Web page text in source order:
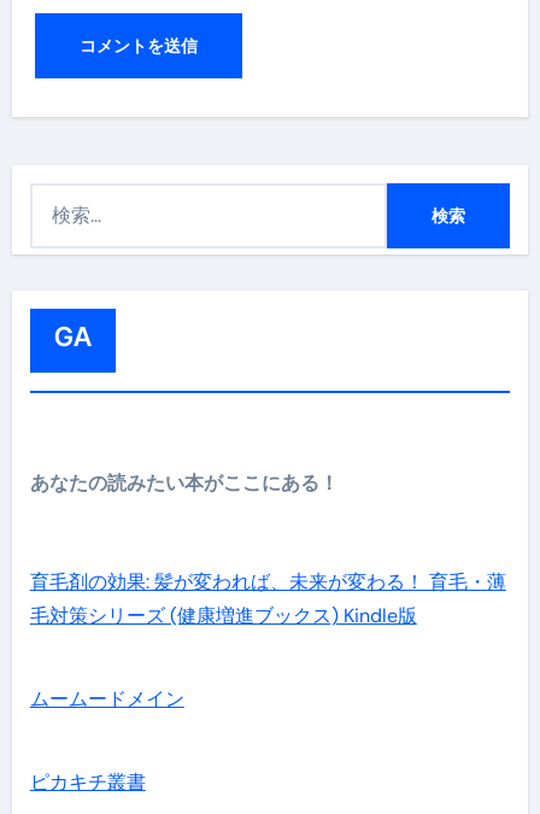
GA
あなたの読みたい本がここにある！
育毛剤の効果: 髪が変われば、未来が変わる！ 育毛・薄
毛対策シリーズ (健康増進ブックス) Kindle版
ムームードメイン
ピカキチ叢書